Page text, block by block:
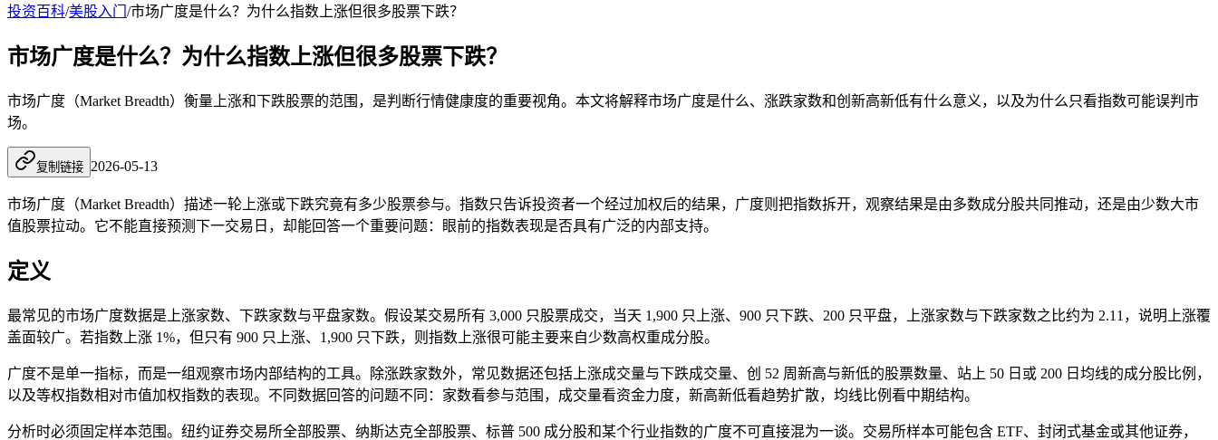
投资百科/美股入门 /市场广度是什么？为什么指数上涨但很多股票下跌？
市场广度是什么？为什么指数上涨但很多股票下跌？
市场广度（Market Breadth）衡量上涨和下跌股票的范围，是判断行情健康度的重要视角。本文将解释市场广度是什么、涨跌家数和创新高新低有什么意义，以及为什么只看指数可能误判市
场。
复制链接 2026-05-13
市场广度 （Market Breadth）描述一轮上涨或下跌究竟有多少股票参与。指数只告诉投资者一个经过加权后的结果，广度则把指数拆开，观察结果是由多数成分股共同推动，还是由少数大市
值股票拉动。它不能直接预测下一交易日，却能回答一个重要问题：眼前的指数表现是否具有广泛的内部支持。
定义
最常见的市场广度数据是上涨家数、下跌家数与平盘家数。假设某交易所有 3,000 只股票成交，当天 1,900 只上涨、900 只下跌、200 只平盘，上涨家数与下跌家数之比约为 2.11，说明上涨覆
盖面较广。若指数上涨 1%，但只有 900 只上涨、1,900 只下跌，则指数上涨很可能主要来自少数高权重成分股。
广度不是单一指标，而是一组观察市场内部结构的工具。除涨跌家数外，常见数据还包括上涨成交量与下跌成交量、创 52 周新高与新低的股票数量、站上 50 日或 200 日均线的成分股比例，
以及等权指数相对市值加权指数的表现。不同数据回答的问题不同：家数看参与范围，成交量看资金力度，新高新低看趋势扩散，均线比例看中期结构。
分析时必须固定样本范围。纽约证券交易所全部股票、纳斯达克全部股票、标普 500 成分股和某个行业指数的广度不可直接混为一谈。交易所样本可能包含 ETF、封闭式基金或其他证券，